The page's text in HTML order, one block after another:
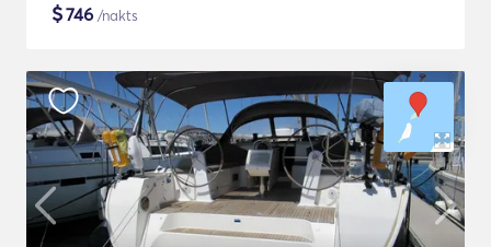
$746 /nakts